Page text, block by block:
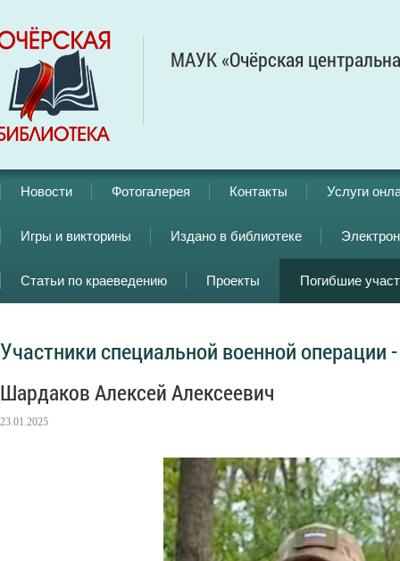
МАУК «Очёрская
Новости Фотогалерея Контакты Услуги
Игры и викторины Издано в библиотеке
Статьи по краеведению Проекты Погибшие
Участники специальной военной операции
Шардаков Алексей Алексеевич
23.01.2025